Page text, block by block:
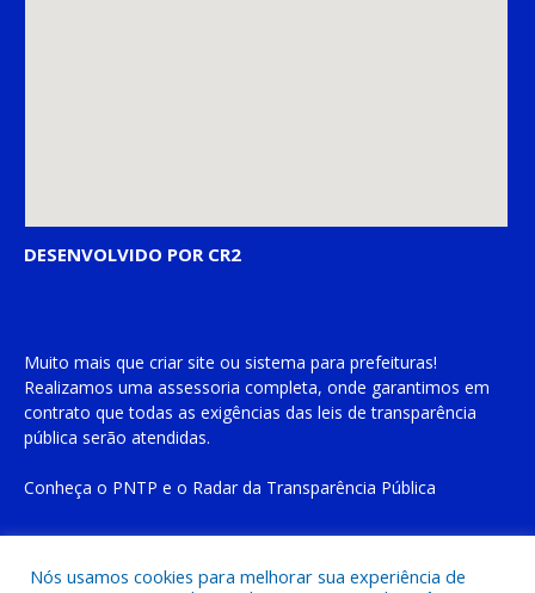
DESENVOLVIDO POR CR2
Muito mais que criar site ou sistema para prefeituras!
Realizamos uma assessoria completa, onde garantimos em
contrato que todas as exigências das leis de transparência
pública serão atendidas.
Conheça o PNTP e o Radar da Transparência Pública
Nós usamos cookies para melhorar sua experiência de